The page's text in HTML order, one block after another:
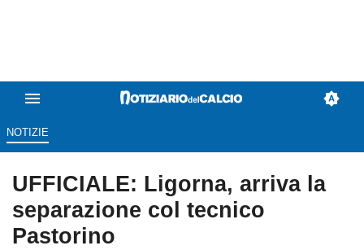
NOTIZIE
UFFICIALE: Ligorna, arriva la
separazione col tecnico
Pastorino